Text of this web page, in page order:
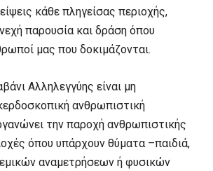
κάθε πληγείσας περιοχής,
παρουσία και δράση όπου
μας που δοκιμάζονται.
Αλληλεγγύης είναι μη
ανθρωπιστική
την παροχή ανθρωπιστικής
όπου υπάρχουν θύματα –παιδιά,
αναμετρήσεων ή φυσικών